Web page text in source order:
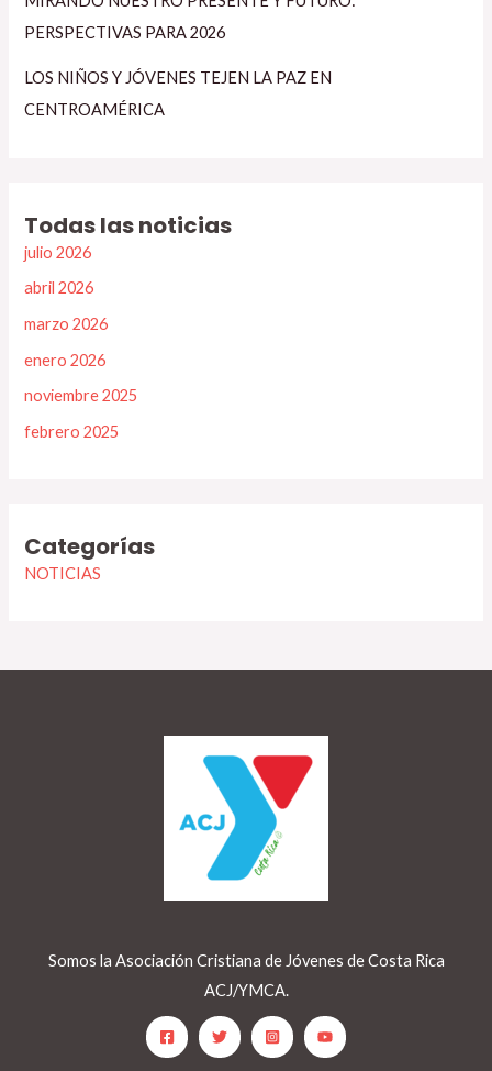
PERSPECTIVAS PARA 2026
LOS NIÑOS Y JÓVENES TEJEN LA PAZ EN
CENTROAMÉRICA
Todas las noticias
julio 2026
abril 2026
marzo 2026
enero 2026
noviembre 2025
febrero 2025
Categorías
NOTICIAS
Somos la Asociación Cristiana de Jóvenes de Costa Rica
ACJ/YMCA.